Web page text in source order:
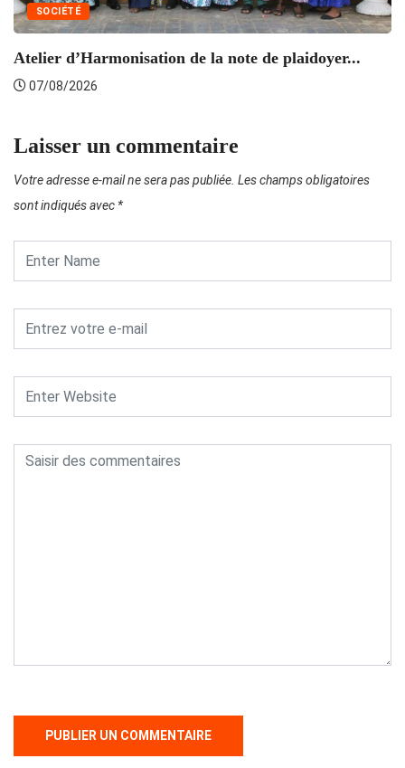
SOCIÉTÉ
Atelier d’Harmonisation de la note de plaidoyer...
07/08/2026
Laisser un commentaire
Votre adresse e-mail ne sera pas publiée. Les champs obligatoires
sont indiqués avec *